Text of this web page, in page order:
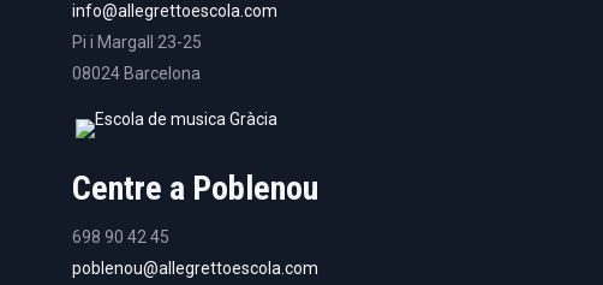
info@allegrettoescola.com
Pi i Margall 23-25
08024 Barcelona
Centre a Poblenou
698 90 42 45
poblenou@allegrettoescola.com